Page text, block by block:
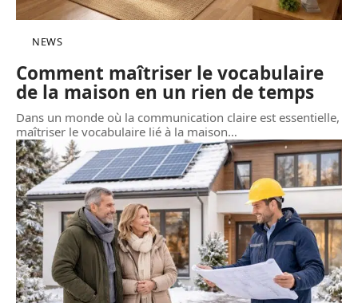
NEWS
Comment maîtriser le vocabulaire
de la maison en un rien de temps
Dans un monde où la communication claire est essentielle,
maîtriser le vocabulaire lié à la maison…